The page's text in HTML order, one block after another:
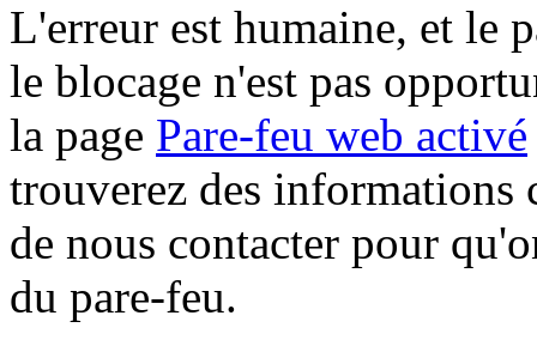
L'erreur est humaine, et le
le blocage n'est pas
la page Pare-feu web activé
trouverez des informations
de nous contacter pour
du pare-feu.